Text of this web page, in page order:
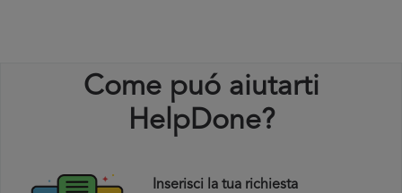
Come puó aiutarti
HelpDone?
Inserisci la tua richiesta